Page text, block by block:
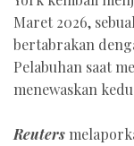
Maret 2026,
bertabrakan
Pelabuhan saat
menewaskan
Reuters